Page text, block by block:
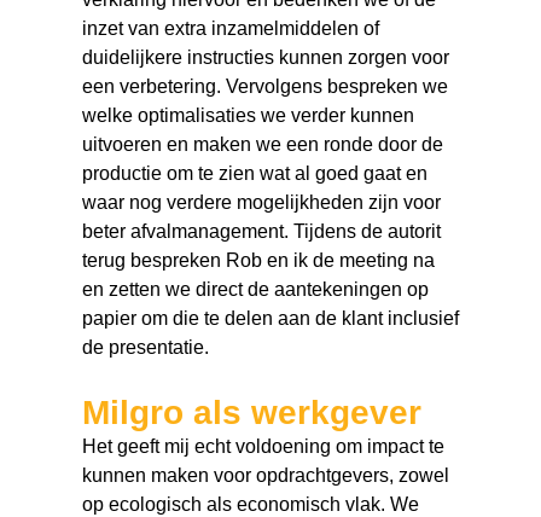
inzet van extra inzamelmiddelen of
duidelijkere instructies kunnen zorgen voor
een verbetering. Vervolgens bespreken we
welke optimalisaties we verder kunnen
uitvoeren en maken we een ronde door de
productie om te zien wat al goed gaat en
waar nog verdere mogelijkheden zijn voor
beter afvalmanagement. Tijdens de autorit
terug bespreken Rob en ik de meeting na
en zetten we direct de aantekeningen op
papier om die te delen aan de klant inclusief
de presentatie.
Milgro als werkgever
Het geeft mij echt voldoening om impact te
kunnen maken voor opdrachtgevers, zowel
op ecologisch als economisch vlak. We